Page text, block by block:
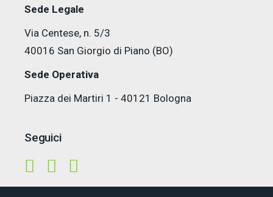
Sede Legale
Via Centese, n. 5/3
40016 San Giorgio di Piano (BO)
Sede Operativa
Piazza dei Martiri 1 - 40121 Bologna
Seguici